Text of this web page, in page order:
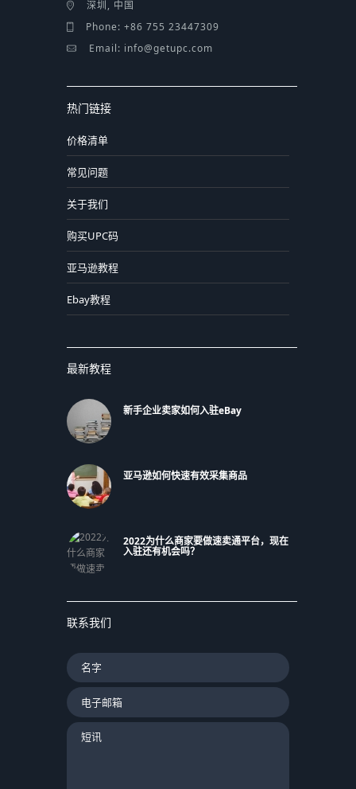
深圳, 中国
Phone: +86 755 23447309
Email: info@getupc.com
热门链接
价格清单
常见问题
关于我们
购买UPC码
亚马逊教程
Ebay教程
最新教程
新手企业卖家如何入驻eBay
亚马逊如何快速有效采集商品
2022为什么商家要做速卖通平台，现在
入驻还有机会吗？
联系我们